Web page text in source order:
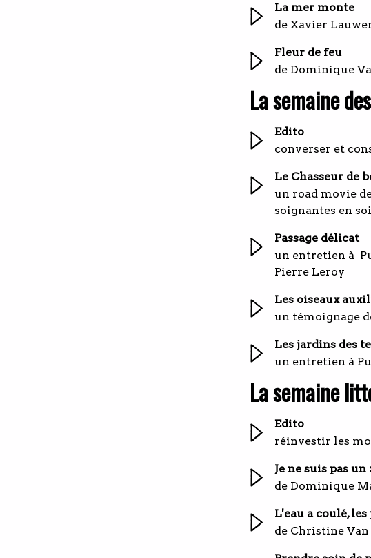
La mer monte
de Xavier
Fleur de feu
de Dominique
La semaine
Edito
converser et
Le Chasseur de
un road movie
soignantes en
Passage délicat
un entretien à
Pierre Leroy
Les oiseaux
un témoignage
Les jardins des
un entretien à
La semaine
Edito
réinvestir les
Je ne suis pas
de Dominique
L'eau a coulé,
de Christine